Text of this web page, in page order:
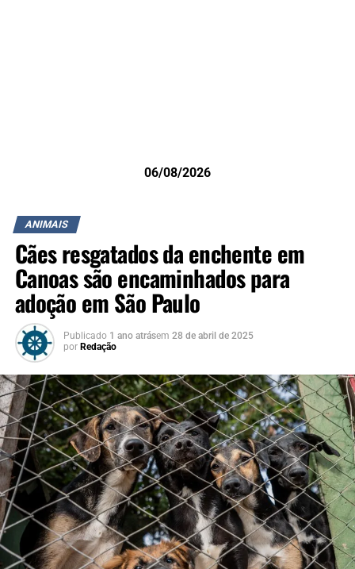
06/08/2026
ANIMAIS
Cães resgatados da enchente em
Canoas são encaminhados para
adoção em São Paulo
Publicado 1 ano atrásem 28 de abril de 2025
por Redação